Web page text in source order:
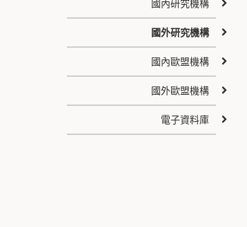
國內研究機構
國外研究機構
國內歐盟機構
國外歐盟機構
電子資料庫